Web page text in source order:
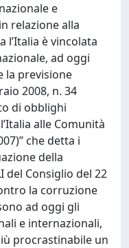
e
relazione alla
è vincolata
ad oggi
la previsione
2008, n. 34
di obblighi
alle Comunità
che detta i
della
del Consiglio del 22
la corruzione
ad oggi gli
e internazionali,
procrastinabile un